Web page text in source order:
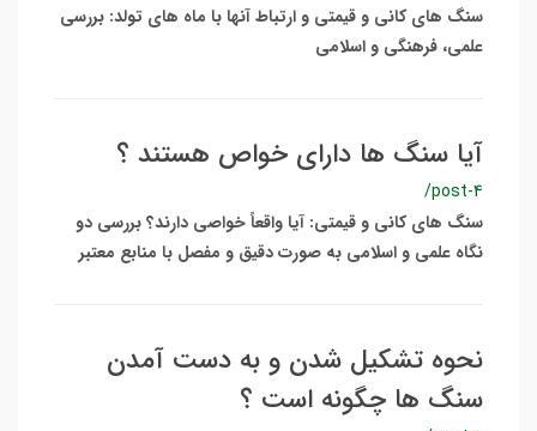
سنگ های کانی و قیمتی و ارتباط آنها با ماه های تولد: بررسی
علمی، فرهنگی و اسلامی
آیا سنگ ها دارای خواص هستند ؟
/post-4
سنگ های کانی و قیمتی: آیا واقعاً خواصی دارند؟ بررسی دو
نگاه علمی و اسلامی به صورت دقیق و مفصل با منابع معتبر
نحوه تشکیل شدن و به دست آمدن
سنگ ها چگونه است ؟